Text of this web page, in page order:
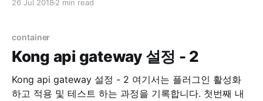
Golang library. 기존 코드 수정이 필요해서 README 를
읽기
26 Jul 2018 2 min read
container
Kong api gateway 설정 - 2
Kong api gateway 설정 - 2 여기서는 플러그인 활성화
하고 적용 및 테스트 하는 과정을 기록합니다. 첫번째 내